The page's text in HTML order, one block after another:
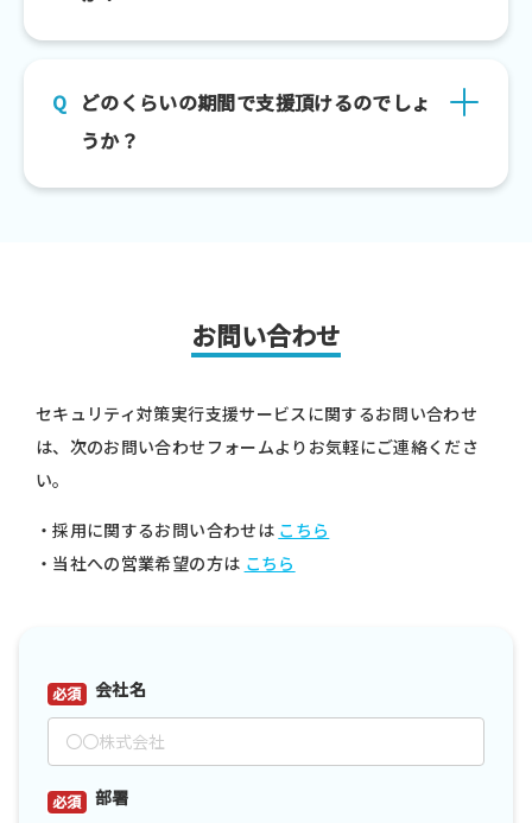
どのくらいの期間で支援頂けるのでしょ
うか？
お問い合わせ
セキュリティ対策実行支援サービスに関するお問い合わせ
は、次のお問い合わせフォームよりお気軽にご連絡くださ
い。
・採用に関するお問い合わせは こちら
・当社への営業希望の方は こちら
会社名
部署